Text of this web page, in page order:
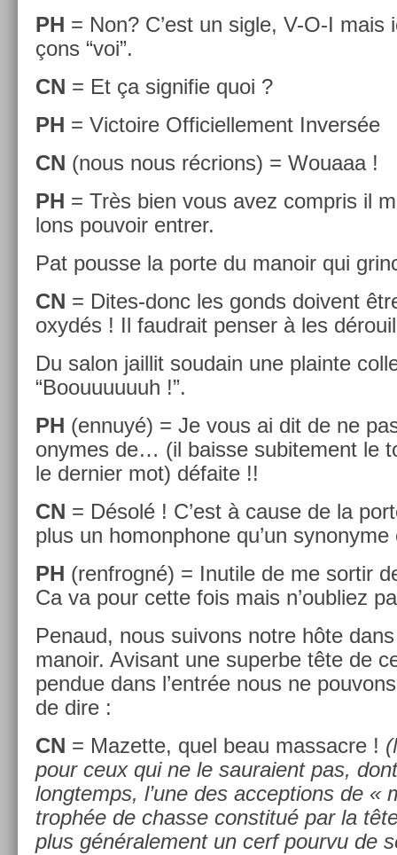
PH = Non? C’est un sigle, V-O-I
çons “voi”.
CN = Et ça sig­nifie quoi ?
PH = Vic­toire Of­ficiel­le­ment In­versée
CN (nous nous récr­ions) = Wouaaa !
PH = Très bien vous avez com­pris il
lons pouvoir en­tr­er.
Pat pous­se la porte du man­oir qui
CN = Dites-donc les gonds doivent
oxydés ! Il faud­rait pens­er à les
Du salon jail­lit soudain une plain­te
“Boouuuuuuh !”.
PH (ennuyé) = Je vous ai dit de ne
onymes de… (il bais­se sub­ite­ment le
le de­rni­er mot) défaite !!
CN = Désolé ! C’est à cause de la
plus un homonphone qu’un
PH (re­nfrogné) = In­utile de me sor­tir
Ca va pour cette fois mais n’oub­liez
Penaud, nous suivons notre hôte
man­oir. Avisant une super­be tête de
pen­due dans l’entrée nous ne
de dire :
CN = Mazet­te, quel beau mas­sacre !
pour ceux qui ne le sauraient pas,
longtemps, l’une des ac­cep­tions de «
trophée de chas­se con­stitué par la
plus générale­ment un cerf pour­vu de